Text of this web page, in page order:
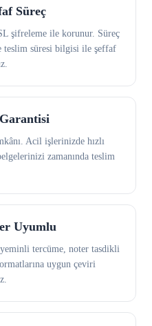
Süreç
şifreleme ile korunur. Süreç
teslim süresi bilgisi ile şeffaf
Acil işlerinizde hızlı
zamanında teslim
Uyumlu
tercüme, noter tasdikli
uygun çeviri